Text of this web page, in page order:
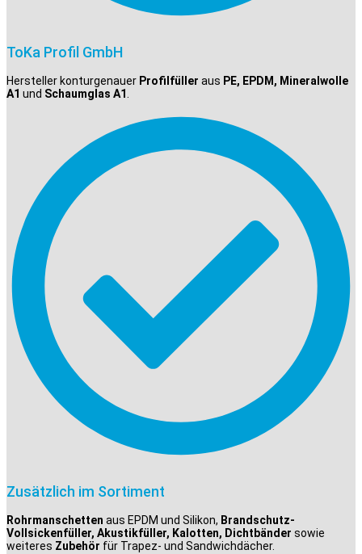
ToKa Profil GmbH
Hersteller konturgenauer Profilfüller aus PE, EPDM, Mineralwolle
A1 und Schaumglas A1.
Zusätzlich im Sortiment
Rohrmanschetten aus EPDM und Silikon, Brandschutz-
Vollsickenfüller, Akustikfüller, Kalotten, Dichtbänder sowie
weiteres Zubehör für Trapez- und Sandwichdächer.